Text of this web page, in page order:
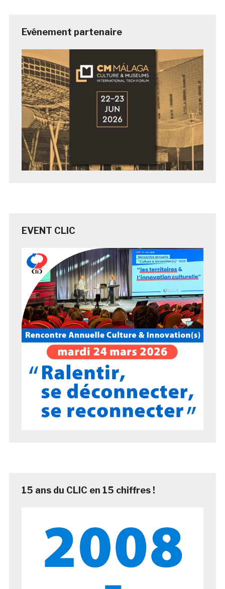
Evénement partenaire
EVENT CLIC
15 ans du CLIC en 15 chiffres !